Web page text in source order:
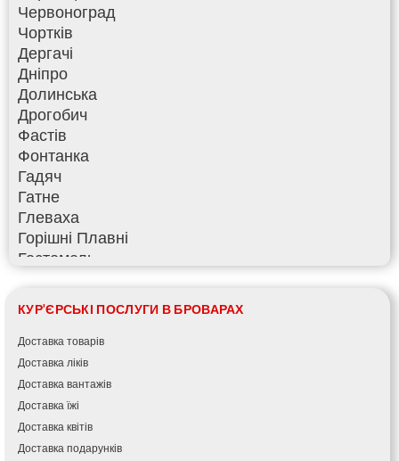
КУР'ЄРСЬКІ ПОСЛУГИ В БРОВАРАХ
Доставка товарів
Доставка ліків
Доставка вантажів
Доставка їжі
Доставка квітів
Доставка подарунків
Червоноград
Чортків
Дергачі
Дніпро
Долинська
Дрогобич
Фастів
Фонтанка
Гадяч
Гатне
Глеваха
Горішні Плавні
Гостомель
Херсон
Хмельницький
Хмільник
Ірпінь
Івано-Франківськ
Ізмаїл
Кагарлик
Калуш